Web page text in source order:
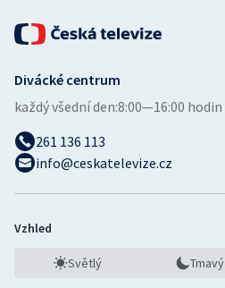
Divácké centrum
každý všední den:8:00—16:00 hodin
261 136 113
info@ceskatelevize.cz
Vzhled
Světlý Tmavý